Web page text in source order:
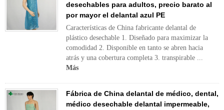
desechables para adultos, precio barato al
por mayor el delantal azul PE
Características de China fabricante delantal de
plástico desechable 1. Diseñado para maximizar la
comodidad 2. Disponible en tanto se abren hacia
atrás y una cobertura completa 3. transpirable ...
Más
Fábrica de China delantal de médico, dental,
médico desechable delantal impermeable,